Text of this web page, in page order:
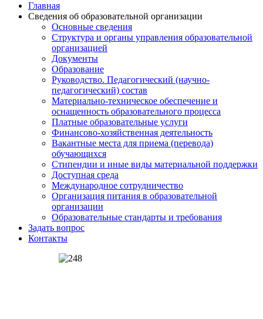
Главная
Сведения об образовательной организации
Основные сведения
Структура и органы управления образовательной
организацией
Документы
Образование
Руководство. Педагогический (научно-
педагогический) состав
Материально-техническое обеспечение и
оснащенность образовательного процесса
Платные образовательные услуги
Финансово-хозяйственная деятельность
Вакантные места для приема (перевода)
обучающихся
Стипендии и иные виды материальной поддержки
Доступная среда
Международное сотрудничество
Организация питания в образовательной
организации
Образовательные стандарты и требования
Задать вопрос
Контакты